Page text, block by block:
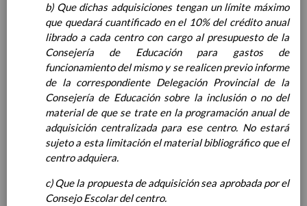
Humanos
Objetivos del Ã¡rea
ContribuciÃ³n del Ã¡rea a
las competencias clave
ConcreciÃ³n curricular
para la etapa. Perfiles de
Ã¡rea y de
competencias
En revisiÃ³n
Ãrea de Cultura y PrÃ¡ctica
Digital
Elab/10/06/2016
ContribuciÃ³n del Ã¡rea a
b) Que dichas adquisiciones tengan un límite máximo
que quedará cuantificado en el 10% del crédito anual
librado a cada centro con cargo al presupuesto de la
Consejería de Educación para gastos de
funcionamiento del mismo y se realicen previo informe
de la correspondiente Delegación Provincial de la
Consejería de Educación sobre la inclusión o no del
material de que se trate en la programación anual de
adquisición centralizada para ese centro. No estará
sujeto a esta limitación el material bibliográfico que el
centro adquiera.
c) Que la propuesta de adquisición sea aprobada por el
Consejo Escolar del centro.